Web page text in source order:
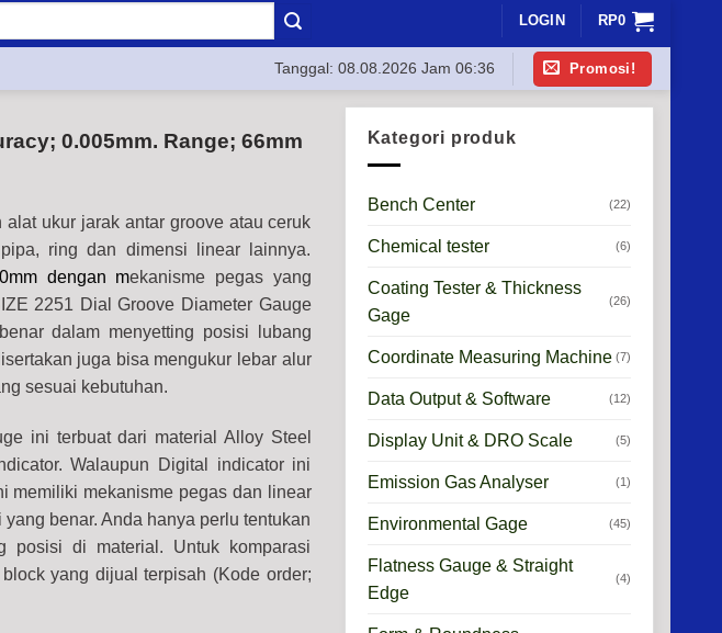
LOGIN RP0
Tanggal: 08.08.2026 Jam 06:36 Promosi!
0.005mm. Range; 66mm
ukur jarak antar groove atau ceruk
ring dan dimensi linear lainnya.
dengan mekanisme pegas yang
2251 Dial Groove Diameter Gauge
dalam menyetting posisi lubang
juga bisa mengukur lebar alur
sesuai kebutuhan.
ini terbuat dari material Alloy Steel
Walaupun Digital indicator ini
memiliki mekanisme pegas dan linear
benar. Anda hanya perlu tentukan
posisi di material. Untuk komparasi
yang dijual terpisah (Kode order;
Kategori produk
Bench Center (22)
Chemical tester (6)
Coating Tester & Thickness
Gage
(26)
Coordinate Measuring Machine (7)
Data Output & Software (12)
Display Unit & DRO Scale (5)
Emission Gas Analyser (1)
Environmental Gage (45)
Flatness Gauge & Straight
Edge
(4)